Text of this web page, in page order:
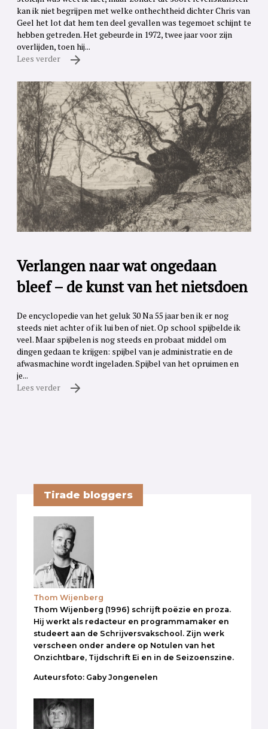
kan ik niet begrijpen met welke onthechtheid dichter Chris van
Geel het lot dat hem ten deel gevallen was tegemoet schijnt te
hebben getreden. Het gebeurde in 1972, twee jaar voor zijn
overlijden, toen hij...
Lees verder
Verlangen naar wat ongedaan
bleef – de kunst van het nietsdoen
De encyclopedie van het geluk 30 Na 55 jaar ben ik er nog
steeds niet achter of ik lui ben of niet. Op school spijbelde ik
veel. Maar spijbelen is nog steeds en probaat middel om
dingen gedaan te krijgen: spijbel van je administratie en de
afwasmachine wordt ingeladen. Spijbel van het opruimen en
je...
Lees verder
Tirade bloggers
Thom Wijenberg
Thom Wijenberg (1996) schrijft poëzie en proza.
Hij werkt als redacteur en programmamaker en
studeert aan de Schrijversvakschool. Zijn werk
verscheen onder andere op Notulen van het
Onzichtbare, Tijdschrift Ei en in de Seizoenszine.
Auteursfoto: Gaby Jongenelen